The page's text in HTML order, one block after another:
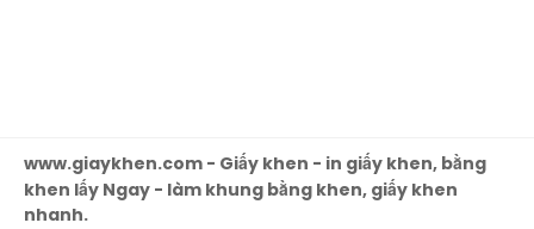
www.giaykhen.com - Giấy khen - in giấy khen, bằng
khen lấy Ngay - làm khung bằng khen, giấy khen
nhanh.